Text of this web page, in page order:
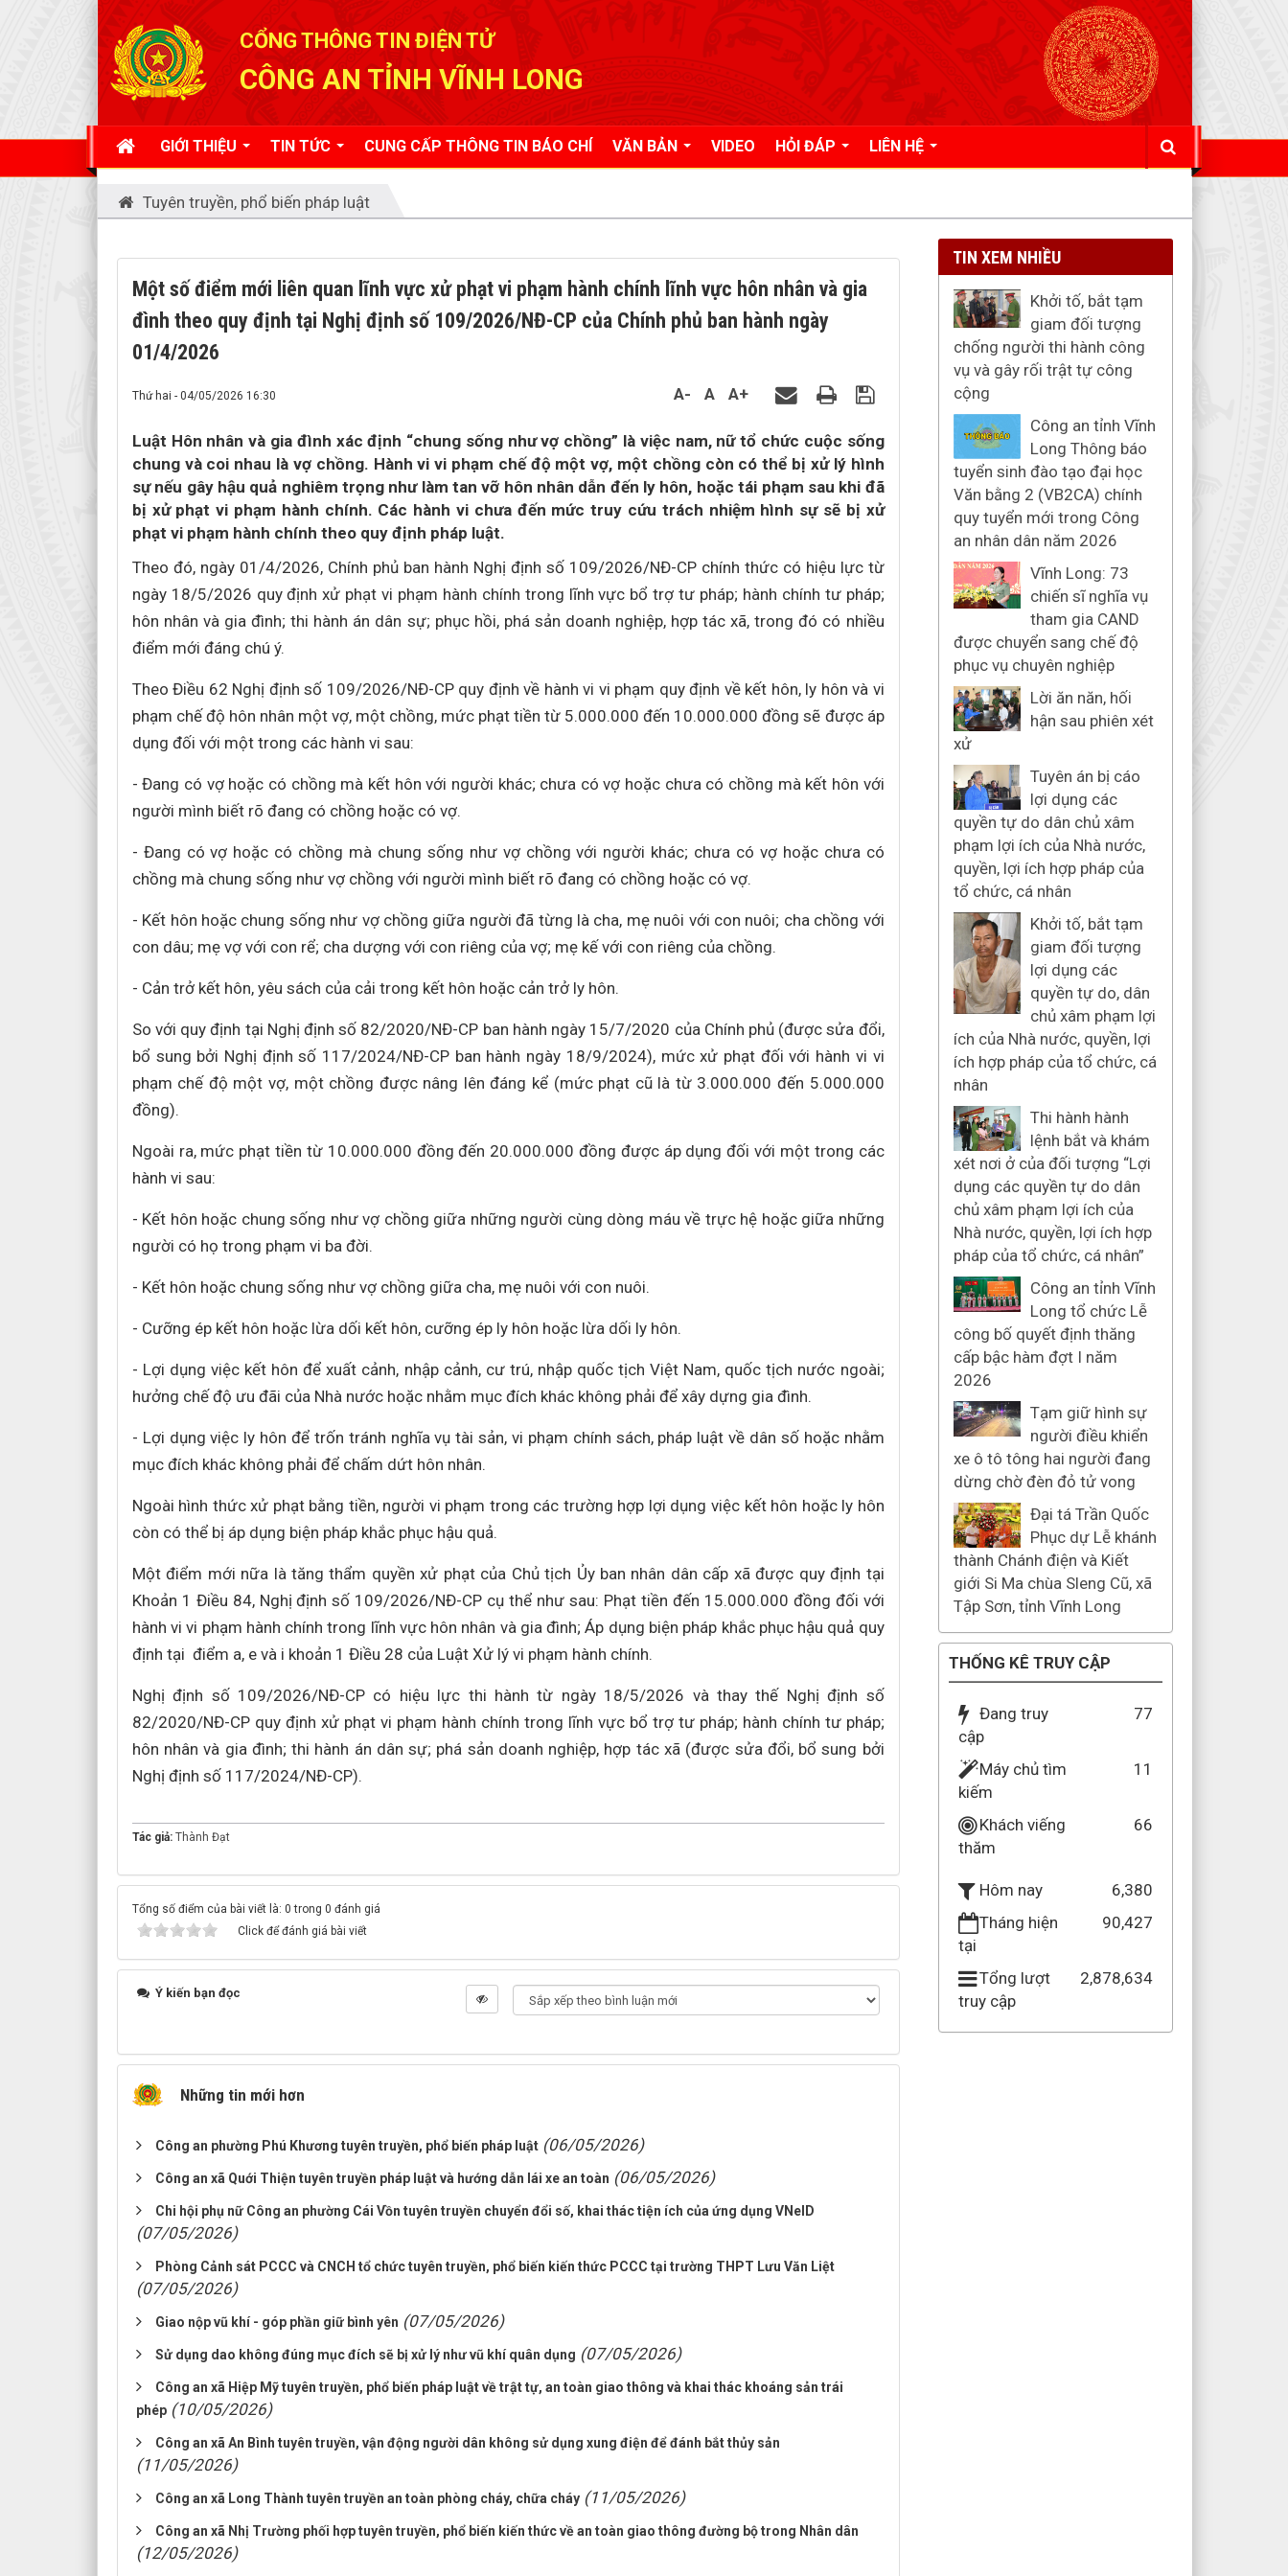
CỔNG THÔNG TIN ĐIỆN TỬ
CÔNG AN TỈNH VĨNH LONG
GIỚI THIỆU TIN TỨC CUNG CẤP THÔNG TIN BÁO CHÍ VĂN BẢN VIDEO HỎI ĐÁP LIÊN HỆ
Tuyên truyền, phổ biến pháp luật
Một số điểm mới liên quan lĩnh vực xử phạt vi phạm hành chính lĩnh vực hôn nhân và gia
đình theo quy định tại Nghị định số 109/2026/NĐ-CP của Chính phủ ban hành ngày
01/4/2026
Thứ hai - 04/05/2026 16:30 A- A A+
Luật Hôn nhân và gia đình xác định “chung sống như vợ chồng” là việc nam, nữ tổ chức cuộc sống
chung và coi nhau là vợ chồng. Hành vi vi phạm chế độ một vợ, một chồng còn có thể bị xử lý hình
sự nếu gây hậu quả nghiêm trọng như làm tan vỡ hôn nhân dẫn đến ly hôn, hoặc tái phạm sau khi đã
bị xử phạt vi phạm hành chính. Các hành vi chưa đến mức truy cứu trách nhiệm hình sự sẽ bị xử
phạt vi phạm hành chính theo quy định pháp luật.
Theo đó, ngày 01/4/2026, Chính phủ ban hành Nghị định số 109/2026/NĐ-CP chính thức có hiệu lực từ
ngày 18/5/2026 quy định xử phạt vi phạm hành chính trong lĩnh vực bổ trợ tư pháp; hành chính tư pháp;
hôn nhân và gia đình; thi hành án dân sự; phục hồi, phá sản doanh nghiệp, hợp tác xã, trong đó có nhiều
điểm mới đáng chú ý.
Theo Điều 62 Nghị định số 109/2026/NĐ-CP quy định về hành vi vi phạm quy định về kết hôn, ly hôn và vi
phạm chế độ hôn nhân một vợ, một chồng, mức phạt tiền từ 5.000.000 đến 10.000.000 đồng sẽ được áp
dụng đối với một trong các hành vi sau:
- Đang có vợ hoặc có chồng mà kết hôn với người khác; chưa có vợ hoặc chưa có chồng mà kết hôn với
người mình biết rõ đang có chồng hoặc có vợ.
- Đang có vợ hoặc có chồng mà chung sống như vợ chồng với người khác; chưa có vợ hoặc chưa có
chồng mà chung sống như vợ chồng với người mình biết rõ đang có chồng hoặc có vợ.
- Kết hôn hoặc chung sống như vợ chồng giữa người đã từng là cha, mẹ nuôi với con nuôi; cha chồng với
con dâu; mẹ vợ với con rể; cha dượng với con riêng của vợ; mẹ kế với con riêng của chồng.
- Cản trở kết hôn, yêu sách của cải trong kết hôn hoặc cản trở ly hôn.
So với quy định tại Nghị định số 82/2020/NĐ-CP ban hành ngày 15/7/2020 của Chính phủ (được sửa đổi,
bổ sung bởi Nghị định số 117/2024/NĐ-CP ban hành ngày 18/9/2024), mức xử phạt đối với hành vi vi
phạm chế độ một vợ, một chồng được nâng lên đáng kể (mức phạt cũ là từ 3.000.000 đến 5.000.000
đồng).
Ngoài ra, mức phạt tiền từ 10.000.000 đồng đến 20.000.000 đồng được áp dụng đối với một trong các
hành vi sau:
- Kết hôn hoặc chung sống như vợ chồng giữa những người cùng dòng máu về trực hệ hoặc giữa những
người có họ trong phạm vi ba đời.
- Kết hôn hoặc chung sống như vợ chồng giữa cha, mẹ nuôi với con nuôi.
- Cưỡng ép kết hôn hoặc lừa dối kết hôn, cưỡng ép ly hôn hoặc lừa dối ly hôn.
- Lợi dụng việc kết hôn để xuất cảnh, nhập cảnh, cư trú, nhập quốc tịch Việt Nam, quốc tịch nước ngoài;
hưởng chế độ ưu đãi của Nhà nước hoặc nhằm mục đích khác không phải để xây dựng gia đình.
- Lợi dụng việc ly hôn để trốn tránh nghĩa vụ tài sản, vi phạm chính sách, pháp luật về dân số hoặc nhằm
mục đích khác không phải để chấm dứt hôn nhân.
Ngoài hình thức xử phạt bằng tiền, người vi phạm trong các trường hợp lợi dụng việc kết hôn hoặc ly hôn
còn có thể bị áp dụng biện pháp khắc phục hậu quả.
Một điểm mới nữa là tăng thẩm quyền xử phạt của Chủ tịch Ủy ban nhân dân cấp xã được quy định tại
Khoản 1 Điều 84, Nghị định số 109/2026/NĐ-CP cụ thể như sau: Phạt tiền đến 15.000.000 đồng đối với
hành vi vi phạm hành chính trong lĩnh vực hôn nhân và gia đình; Áp dụng biện pháp khắc phục hậu quả quy
định tại điểm a, e và i khoản 1 Điều 28 của Luật Xử lý vi phạm hành chính.
Nghị định số 109/2026/NĐ-CP có hiệu lực thi hành từ ngày 18/5/2026 và thay thế Nghị định số
82/2020/NĐ-CP quy định xử phạt vi phạm hành chính trong lĩnh vực bổ trợ tư pháp; hành chính tư pháp;
hôn nhân và gia đình; thi hành án dân sự; phá sản doanh nghiệp, hợp tác xã (được sửa đổi, bổ sung bởi
Nghị định số 117/2024/NĐ-CP).
Tác giả: Thành Đạt
Tổng số điểm của bài viết là: 0 trong 0 đánh giá
Click để đánh giá bài viết
Ý kiến bạn đọc
Những tin mới hơn
Công an phường Phú Khương tuyên truyền, phổ biến pháp luật (06/05/2026)
Công an xã Quới Thiện tuyên truyền pháp luật và hướng dẫn lái xe an toàn (06/05/2026)
Chi hội phụ nữ Công an phường Cái Vồn tuyên truyền chuyển đổi số, khai thác tiện ích của ứng dụng VNeID
(07/05/2026)
Phòng Cảnh sát PCCC và CNCH tổ chức tuyên truyền, phổ biến kiến thức PCCC tại trường THPT Lưu Văn Liệt
(07/05/2026)
Giao nộp vũ khí - góp phần giữ bình yên (07/05/2026)
Sử dụng dao không đúng mục đích sẽ bị xử lý như vũ khí quân dụng (07/05/2026)
Công an xã Hiệp Mỹ tuyên truyền, phổ biến pháp luật về trật tự, an toàn giao thông và khai thác khoáng sản trái
phép (10/05/2026)
Công an xã An Bình tuyên truyền, vận động người dân không sử dụng xung điện để đánh bắt thủy sản
(11/05/2026)
Công an xã Long Thành tuyên truyền an toàn phòng cháy, chữa cháy (11/05/2026)
Công an xã Nhị Trường phối hợp tuyên truyền, phổ biến kiến thức về an toàn giao thông đường bộ trong Nhân dân
(12/05/2026)
TIN XEM NHIỀU
Khởi tố, bắt tạm
giam đối tượng
chống người thi hành công
vụ và gây rối trật tự công
cộng
Công an tỉnh Vĩnh
Long Thông báo
tuyển sinh đào tạo đại học
Văn bằng 2 (VB2CA) chính
quy tuyển mới trong Công
an nhân dân năm 2026
Vĩnh Long: 73
chiến sĩ nghĩa vụ
tham gia CAND
được chuyển sang chế độ
phục vụ chuyên nghiệp
Lời ăn năn, hối
hận sau phiên xét
xử
Tuyên án bị cáo
lợi dụng các
quyền tự do dân chủ xâm
phạm lợi ích của Nhà nước,
quyền, lợi ích hợp pháp của
tổ chức, cá nhân
Khởi tố, bắt tạm
giam đối tượng
lợi dụng các
quyền tự do, dân
chủ xâm phạm lợi
ích của Nhà nước, quyền, lợi
ích hợp pháp của tổ chức, cá
nhân
Thi hành hành
lệnh bắt và khám
xét nơi ở của đối tượng “Lợi
dụng các quyền tự do dân
chủ xâm phạm lợi ích của
Nhà nước, quyền, lợi ích hợp
pháp của tổ chức, cá nhân”
Công an tỉnh Vĩnh
Long tổ chức Lễ
công bố quyết định thăng
cấp bậc hàm đợt I năm
2026
Tạm giữ hình sự
người điều khiển
xe ô tô tông hai người đang
dừng chờ đèn đỏ tử vong
Đại tá Trần Quốc
Phục dự Lễ khánh
thành Chánh điện và Kiết
giới Si Ma chùa Sleng Cũ, xã
Tập Sơn, tỉnh Vĩnh Long
THỐNG KÊ TRUY CẬP
Đang truy
cập
77
Máy chủ tìm
kiếm
11
Khách viếng
thăm
66
Hôm nay
6,380
Tháng hiện
tại
90,427
Tổng lượt
truy cập
2,878,634